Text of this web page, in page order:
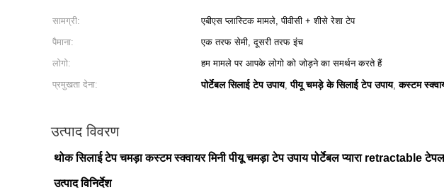
सामग्री: एबीएस प्लास्टिक मामले, पीवीसी + शीसे रेशा टेप
पैमाना:
एक तरफ सेमी, दूसरी तरफ इंच
लोगो:
हम मामले पर आपके लोगो को जोड़ने का समर्थन करते हैं
प्रमुखता देना:
पोर्टेबल सिलाई टेप उपाय,पीयू चमड़े के सिलाई टेप उपाय,कस्टम
उत्पाद विवरण
थोक सिलाई टेप चमड़ा कस्टम स्क्वायर मिनी पीयू चमड़ा टेप उपाय पोर्टेबल प्यारा retractable
उत्पाद विनिर्देश